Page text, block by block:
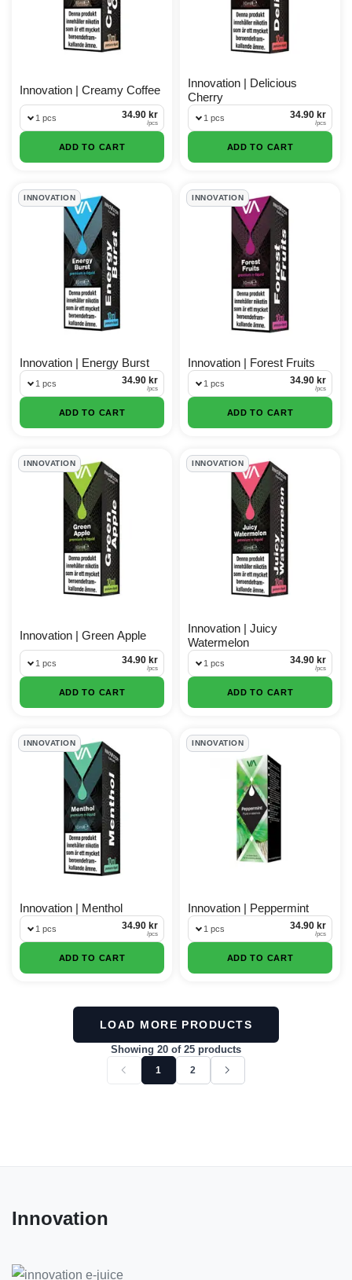
Innovation | Creamy Coffee
1 pcs 34.90 kr
/pcs
ADD TO CART
Innovation | Delicious
Cherry
1 pcs 34.90 kr
/pcs
ADD TO CART
INNOVATION
Innovation | Energy Burst
1 pcs 34.90 kr
/pcs
ADD TO CART
INNOVATION
Innovation | Forest Fruits
1 pcs 34.90 kr
/pcs
ADD TO CART
INNOVATION
Innovation | Green Apple
1 pcs 34.90 kr
/pcs
ADD TO CART
INNOVATION
Innovation | Juicy
Watermelon
1 pcs 34.90 kr
/pcs
ADD TO CART
INNOVATION
Innovation | Menthol
1 pcs 34.90 kr
/pcs
ADD TO CART
INNOVATION
Innovation | Peppermint
1 pcs 34.90 kr
/pcs
ADD TO CART
LOAD MORE PRODUCTS
Showing 20 of 25 products
Previous page 1 2 Next page
Innovation